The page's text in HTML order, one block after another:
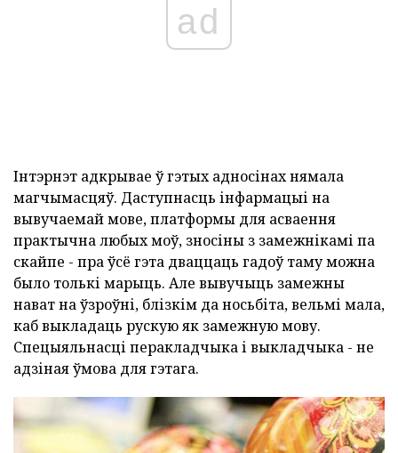
ad
Інтэрнэт адкрывае ў гэтых адносінах нямала
магчымасцяў. Даступнасць інфармацыі на
вывучаемай мове, платформы для асваення
практычна любых моў, зносіны з замежнікамі па
скайпе - пра ўсё гэта дваццаць гадоў таму можна
было толькі марыць. Але вывучыць замежны
нават на ўзроўні, блізкім да носьбіта, вельмі мала,
каб выкладаць рускую як замежную мову.
Спецыяльнасці перакладчыка і выкладчыка - не
адзіная ўмова для гэтага.